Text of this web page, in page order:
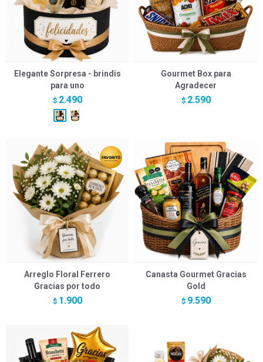
Elegante Sorpresa - brindis
para uno
$ 2.490
Gourmet Box para
Agradecer
$ 2.590
Arreglo Floral Ferrero
Gracias por todo
$ 1.900
Canasta Gourmet Gracias
Gold
$ 9.590